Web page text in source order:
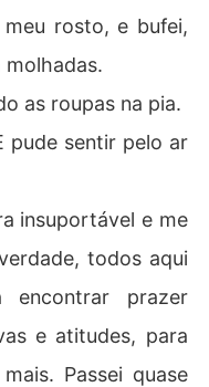
rosto, e bufei,
molhadas.
as roupas na pia.
pude sentir pelo ar
insuportável e me
todos aqui
encontrar prazer
e atitudes, para
Passei quase